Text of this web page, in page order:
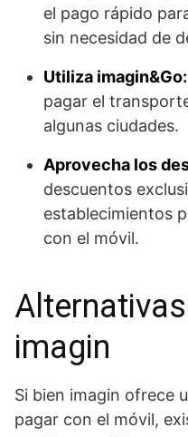
el pago rápido
sin necesidad de
Utiliza imagin&Go:
pagar el
algunas ciudades.
Aprovecha los
descuentos
establecimientos
con el móvil.
imagin
Si bien imagin ofrece
pagar con el móvil,